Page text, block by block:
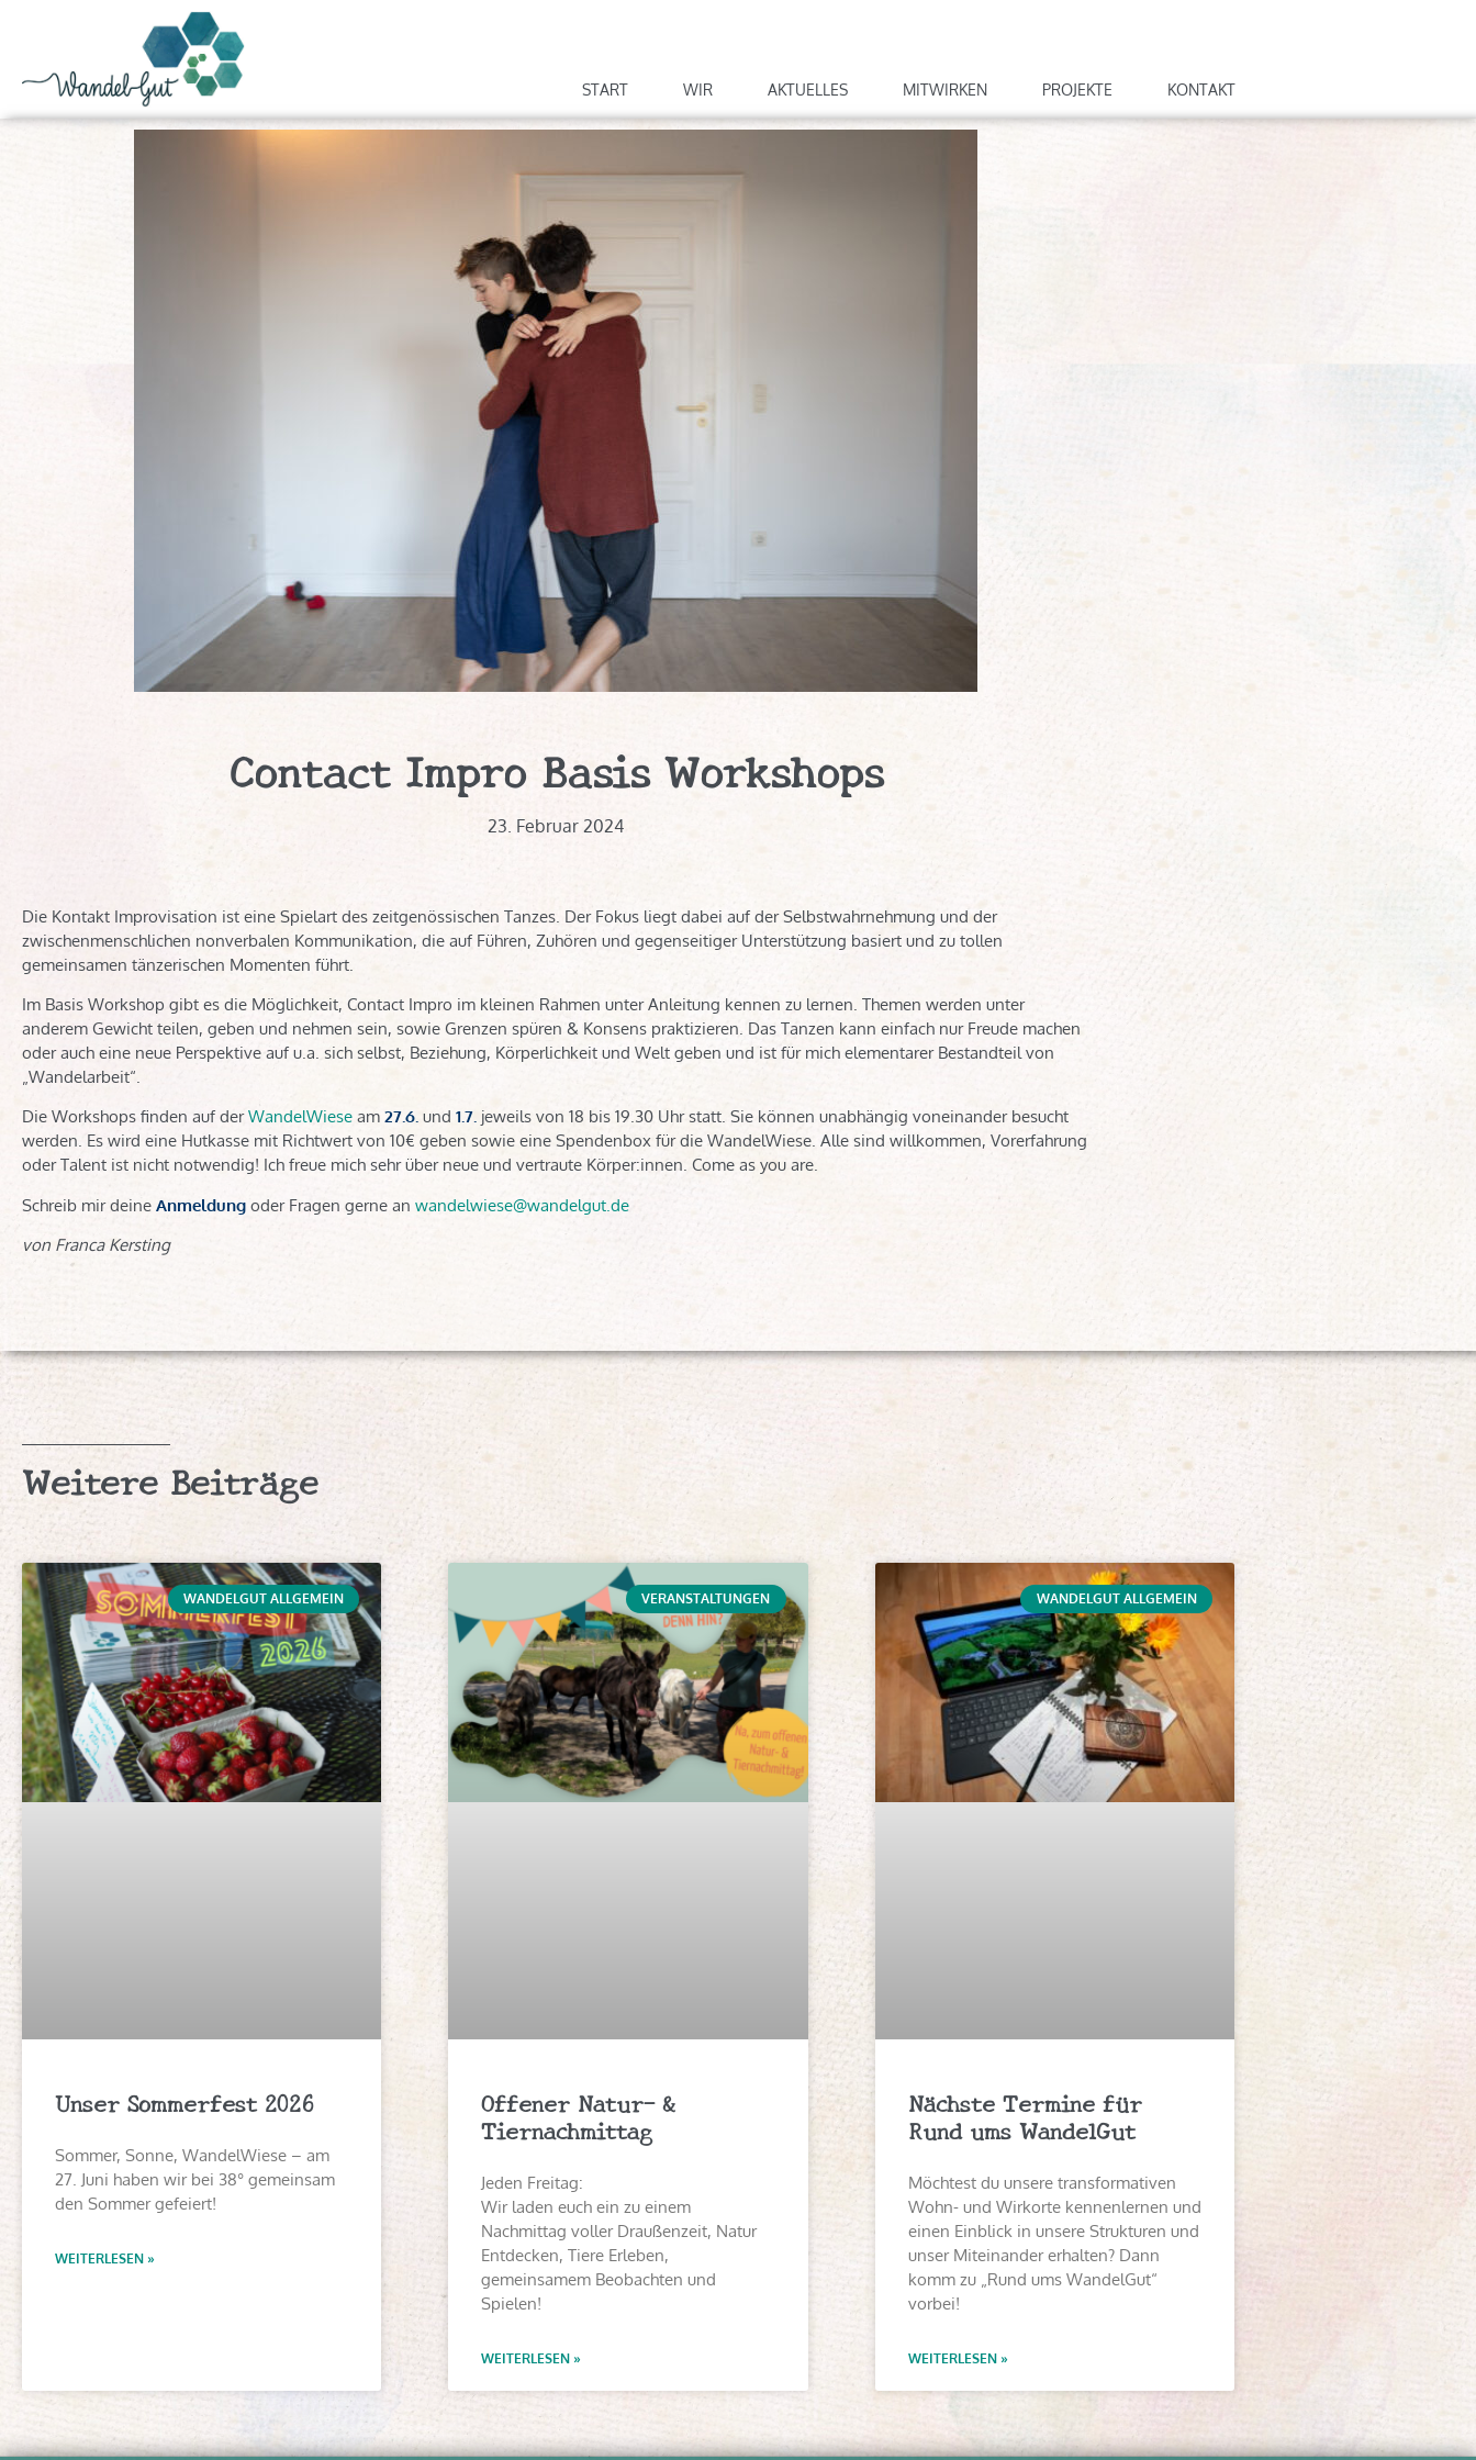
START WIR AKTUELLES MITWIRKEN PROJEKTE KONTAKT
Contact Impro Basis Workshops
23. Februar 2024
Die Kontakt Improvisation ist eine Spielart des zeitgenössischen Tanzes. Der Fokus liegt dabei auf der Selbstwahrnehmung und der
zwischenmenschlichen nonverbalen Kommunikation, die auf Führen, Zuhören und gegenseitiger Unterstützung basiert und zu tollen
gemeinsamen tänzerischen Momenten führt.
Im Basis Workshop gibt es die Möglichkeit, Contact Impro im kleinen Rahmen unter Anleitung kennen zu lernen. Themen werden unter
anderem Gewicht teilen, geben und nehmen sein, sowie Grenzen spüren & Konsens praktizieren. Das Tanzen kann einfach nur Freude machen
oder auch eine neue Perspektive auf u.a. sich selbst, Beziehung, Körperlichkeit und Welt geben und ist für mich elementarer Bestandteil von
„Wandelarbeit“.
Die Workshops finden auf derWandelWiese am 27.6. und 1.7. jeweils von 18 bis 19.30 Uhr statt. Sie können unabhängig voneinander besucht
werden. Es wird eine Hutkasse mit Richtwert von 10€ geben sowie eine Spendenbox für die WandelWiese. Alle sind willkommen, Vorerfahrung
oder Talent ist nicht notwendig! Ich freue mich sehr über neue und vertraute Körper:innen. Come as you are.
Schreib mir deine Anmeldung oder Fragen gerne an wandelwiese@wandelgut.de
von Franca Kersting
Weitere Beiträge
WANDELGUT ALLGEMEIN
Unser Sommerfest 2026
Sommer, Sonne, WandelWiese – am
27. Juni haben wir bei 38° gemeinsam
den Sommer gefeiert!
WEITERLESEN »
VERANSTALTUNGEN
Offener Natur- &
Tiernachmittag
Jeden Freitag:
Wir laden euch ein zu einem
Nachmittag voller Draußenzeit, Natur
Entdecken, Tiere Erleben,
gemeinsamem Beobachten und
Spielen!
WEITERLESEN »
WANDELGUT ALLGEMEIN
Nächste Termine für
Rund ums WandelGut
Möchtest du unsere transformativen
Wohn- und Wirkorte kennenlernen und
einen Einblick in unsere Strukturen und
unser Miteinander erhalten? Dann
komm zu „Rund ums WandelGut“
vorbei!
WEITERLESEN »